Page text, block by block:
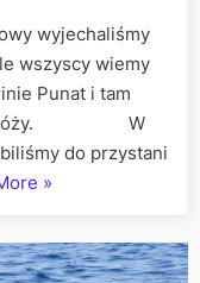
wyjechaliśmy
wszyscy wiemy
Punat i tam
podróży. W
do przystani
„Spóźniona
Majówka
czyli
»